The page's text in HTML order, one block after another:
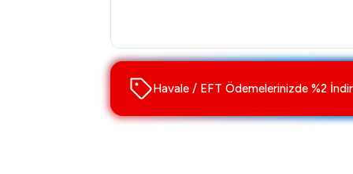
Havale / EFT Ödemelerinizde %2